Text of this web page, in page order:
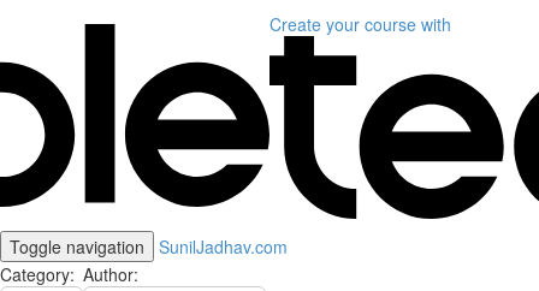
Create your course with
Toggle navigation
SunilJadhav.com
Category: Author: